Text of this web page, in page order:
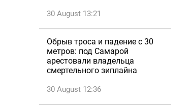
30 August 13:21
Обрыв троса и падение с 30
метров: под Самарой
арестовали владельца
смертельного зиплайна
30 August 12:36